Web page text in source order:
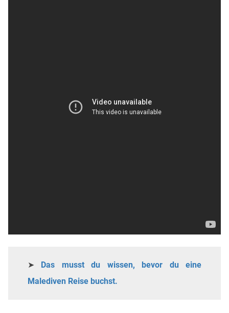
➤ Das musst du wissen, bevor du eine
Malediven Reise buchst.